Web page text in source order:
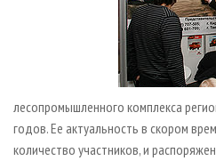
лесопромышленного комплекса
годов. Ее актуальность в скором
количество участников, и